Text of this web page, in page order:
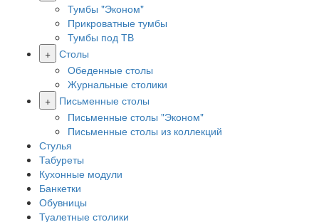
Тумбы "Эконом"
Прикроватные тумбы
Тумбы под ТВ
+ Столы
Обеденные столы
Журнальные столики
+
Письменные столы
Письменные столы "Эконом"
Письменные столы из коллекций
Стулья
Табуреты
Кухонные модули
Банкетки
Обувницы
Туалетные столики